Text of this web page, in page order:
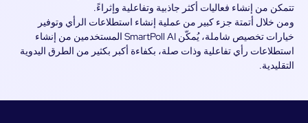
من إنشاء فعاليات أكثر جاذبية وتفاعلية وإثراءً.
خلال أتمتة جزء كبير من عملية إنشاء استطلاعات الرأي وتوفير
خيارات تخصيص شاملة، يُمكّن SmartPoll AI المستخدمين من إنشاء
رأي تفاعلية وذات صلة، بكفاءة أكبر بكثير من الطرق اليدوية